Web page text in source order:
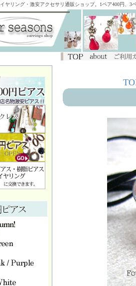
ヤリング・激安アクセサリ通販ショップ。1ペア400円、